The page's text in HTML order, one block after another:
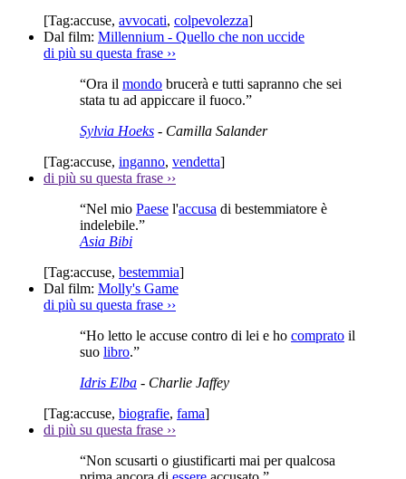
[Tag:accuse, avvocati, colpevolezza]
Dal film: Millennium - Quello che non uccide
di più su questa frase ››
“Ora il mondo brucerà e tutti sapranno che sei
stata tu ad appiccare il fuoco.”
Sylvia Hoeks - Camilla Salander
[Tag:accuse, inganno, vendetta]
di più su questa frase ››
“Nel mio Paese l'accusa di bestemmiatore è
indelebile.”
Asia Bibi
[Tag:accuse, bestemmia]
Dal film: Molly's Game
di più su questa frase ››
“Ho letto le accuse contro di lei e ho comprato il
suo libro.”
Idris Elba - Charlie Jaffey
[Tag:accuse, biografie, fama]
di più su questa frase ››
“Non scusarti o giustificarti mai per qualcosa